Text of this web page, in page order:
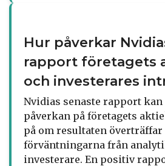
Hur påverkar
rapport företagets
och investerares
Nvidias senaste rapport
påverkan på företagets
på om resultaten
förväntningarna från
investerare. En positiv